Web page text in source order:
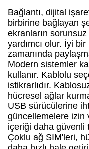
Bağlantı, dijital
birbirine bağlayan
ekranların
yardımcı olur. İyi
zamanında
Modern sistemler
kullanır. Kablolu
istikrarlıdır.
hücresel ağlar
USB sürücülerine
güncellemelere izin
içeriği daha güvenli
Çoklu ağ SIM'leri,